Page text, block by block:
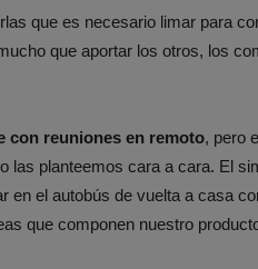
que es necesario limar para
que aportar los otros, los
con reuniones en remoto, pero
las planteemos cara a cara. El
en el autobús de vuelta a casa
que componen nuestro